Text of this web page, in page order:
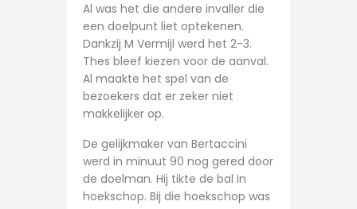
Al was het die andere invaller die
een doelpunt liet optekenen.
Dankzij M Vermijl werd het 2-3.
Thes bleef kiezen voor de aanval.
Al maakte het spel van de
bezoekers dat er zeker niet
makkelijker op.
De gelijkmaker van Bertaccini
werd in minuut 90 nog gered door
de doelman. Hij tikte de bal in
hoekschop. Bij die hoekschop was